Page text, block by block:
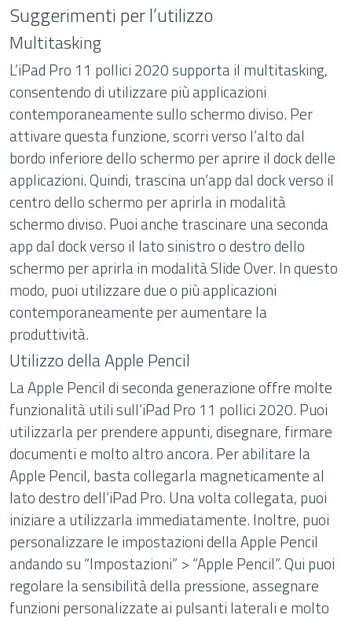
Suggerimenti per l’utilizzo
Multitasking
L’iPad Pro 11 pollici 2020 supporta il multitasking,
consentendo di utilizzare più applicazioni
contemporaneamente sullo schermo diviso. Per
attivare questa funzione, scorri verso l’alto dal
bordo inferiore dello schermo per aprire il dock delle
applicazioni. Quindi, trascina un’app dal dock verso il
centro dello schermo per aprirla in modalità
schermo diviso. Puoi anche trascinare una seconda
app dal dock verso il lato sinistro o destro dello
schermo per aprirla in modalità Slide Over. In questo
modo, puoi utilizzare due o più applicazioni
contemporaneamente per aumentare la
produttività.
Utilizzo della Apple Pencil
La Apple Pencil di seconda generazione offre molte
funzionalità utili sull’iPad Pro 11 pollici 2020. Puoi
utilizzarla per prendere appunti, disegnare, firmare
documenti e molto altro ancora. Per abilitare la
Apple Pencil, basta collegarla magneticamente al
lato destro dell’iPad Pro. Una volta collegata, puoi
iniziare a utilizzarla immediatamente. Inoltre, puoi
personalizzare le impostazioni della Apple Pencil
andando su “Impostazioni” > “Apple Pencil”. Qui puoi
regolare la sensibilità della pressione, assegnare
funzioni personalizzate ai pulsanti laterali e molto